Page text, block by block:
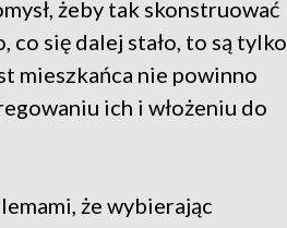
żeby tak skonstruować
co się dalej stało, to są tylko
mieszkańca nie powinno
ich i włożeniu do
że wybierając